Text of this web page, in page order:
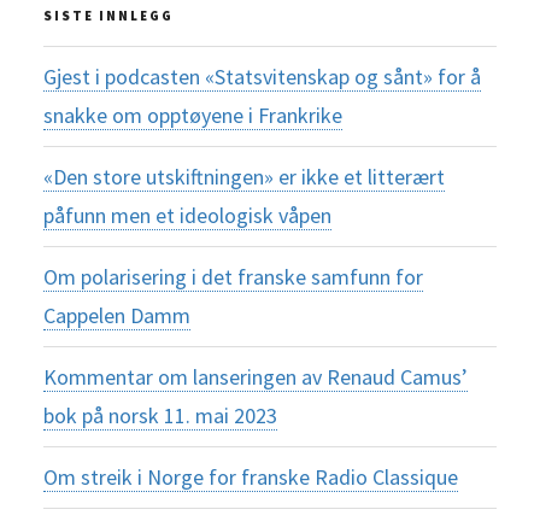
SISTE INNLEGG
Gjest i podcasten «Statsvitenskap og sånt» for å
snakke om opptøyene i Frankrike
«Den store utskiftningen» er ikke et litterært
påfunn men et ideologisk våpen
Om polarisering i det franske samfunn for
Cappelen Damm
Kommentar om lanseringen av Renaud Camus’
bok på norsk 11. mai 2023
Om streik i Norge for franske Radio Classique